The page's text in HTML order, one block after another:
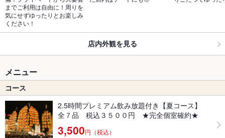
までご利用は自由に！周りを
気にせずゆったりとお楽しみ
ください！
店内外観を見る
メニュー
コース
2.5時間プレミアム飲み放題付き【夏コース】
全７品 税込３５００円 ★完全個室確約★
3,500円（税込）